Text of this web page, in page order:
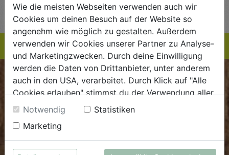
EINKAUFSLISTE
EINKAUFSLISTE
BIOKISTE
Kundenservice
Mo - Do: 8.00 - 16.00 Uhr
Fr: 8.00 - 15.00 Uhr
Wie die meisten Webseiten verwenden auch wir
Cookies um deinen Besuch auf der Website so
angenehm wie möglich zu gestalten. Außerdem
verwenden wir Cookies unserer Partner zu Analyse-
und Marketingzwecken. Durch deine Einwilligung
werden die Daten von Drittanbieter, unter anderem
auch in den USA, verarbeitet. Durch Klick auf "Alle
Cookies erlauben" stimmst du der Verwendung aller
Cookies zu. Unter "Details anzeigen" findest du alle
Infos zu den unterschiedlichen Cookies, du kannst
auch entscheiden, welche Cookies du erlauben
möchtest.
Notwendig
Statistiken
Marketing